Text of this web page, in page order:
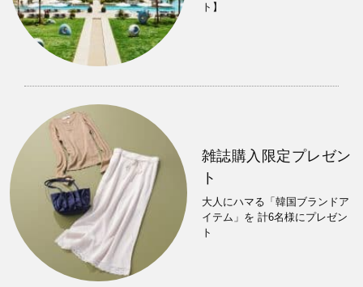
ト】
雑誌購入限定プレゼン
ト
大人にハマる「韓国ブランドア
イテム」を 計6名様にプレゼン
ト